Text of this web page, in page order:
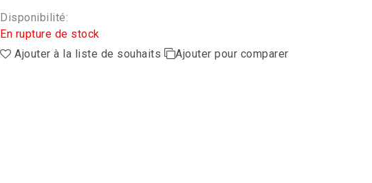
Disponibilité:
En rupture de stock
Ajouter à la liste de souhaits
Ajouter pour comparer